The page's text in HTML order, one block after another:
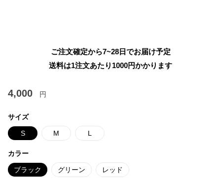
ご注文確定から7~28日でお届け予定
送料は1注文あたり 1000円かかります
4,000 円
サイズ
S M L
カラー
ブラック グリーン レッド